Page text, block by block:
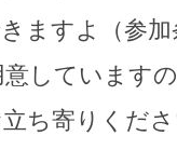
ますよ（参
しています
ち寄りくだ